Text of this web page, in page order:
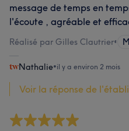
message de temps en
l'écoute , agréable et
Réalisé par Gilles Clautrier•
Nathalie•il y a environ 2 mois
Voir la réponse de